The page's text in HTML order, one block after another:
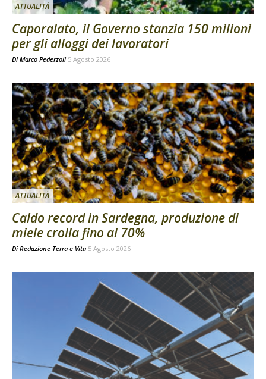
ATTUALITÀ
Caporalato, il Governo stanzia 150 milioni
per gli alloggi dei lavoratori
Di Marco Pederzoli 5 Agosto 2026
ATTUALITÀ
Caldo record in Sardegna, produzione di
miele crolla fino al 70%
Di Redazione Terra e Vita 5 Agosto 2026